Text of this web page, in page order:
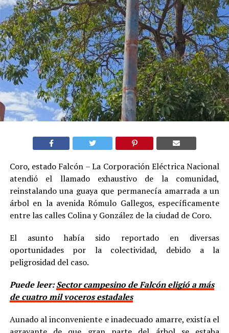
Coro, estado Falcón – La Corporación Eléctrica Nacional
atendió el llamado exhaustivo de la comunidad,
reinstalando una guaya que permanecía amarrada a un
árbol en la avenida Rómulo Gallegos, específicamente
entre las calles Colina y González de la ciudad de Coro.
El asunto había sido reportado en diversas
oportunidades por la colectividad, debido a la
peligrosidad del caso.
Puede leer:Sector campesino de Falcón eligió a más
de cuatro mil voceros estadales
Aunado al inconveniente e inadecuado amarre, existía el